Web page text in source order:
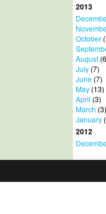
2013
October
August
July(7)
June(7)
May(13)
April (3)
March (3)
January
2012